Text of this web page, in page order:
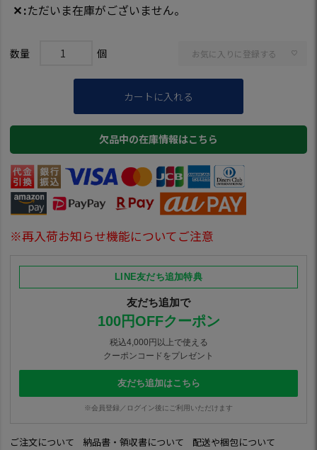
✕ ただいま在庫がございません。
お気に入りに登録する
カートに入れる
欠品中の在庫情報はこちら
※再入荷お知らせ機能についてご注意
LINE友だち追加特典
友だち追加で
100円OFFクーポン
税込4,000円以上で使える
クーポンコードをプレゼント
友だち追加はこちら
※会員登録／ログイン後にご利用いただけます
ご注文について 納品書・領収書について 配送や梱包について